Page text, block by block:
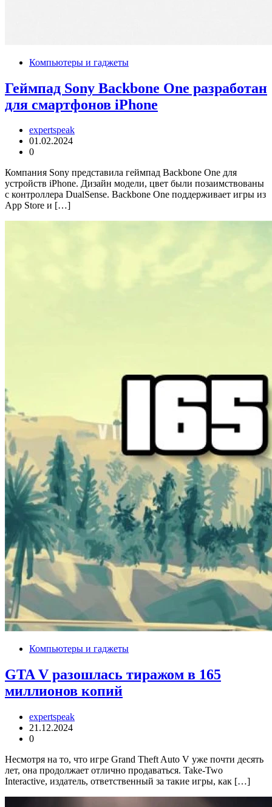
Компьютеры и гаджеты
Геймпад Sony Backbone One разработан
для смартфонов iPhone
expertspeak
01.02.2024
0
Компания Sony представила геймпад Backbone One для
устройств iPhone. Дизайн модели, цвет были позаимствованы
с контроллера DualSense. Backbone One поддерживает игры из
App Store и […]
Компьютеры и гаджеты
GTA V разошлась тиражом в 165
миллионов копий
expertspeak
21.12.2024
0
Несмотря на то, что игре Grand Theft Auto V уже почти десять
лет, она продолжает отлично продаваться. Take-Two
Interactive, издатель, ответственный за такие игры, как […]